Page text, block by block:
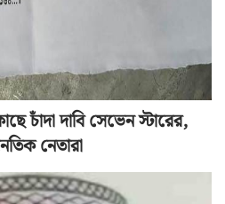
অঙ্গহারানো জীবিত শহীদী
চাঁদা দাবি সেভেন স্টারের,
নেতারা